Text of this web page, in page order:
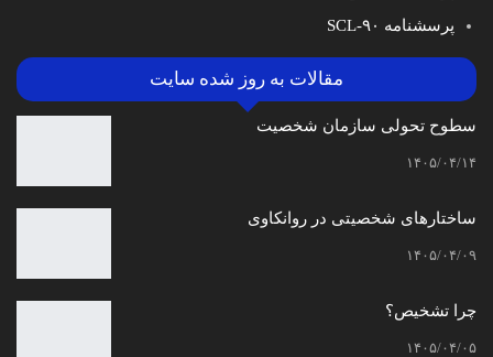
پرسشنامه SCL-۹۰
مقالات به روز شده سایت
سطوح تحولی سازمان‌ شخصیت
۱۴۰۵/۰۴/۱۴
ساختارهای شخصیتی در روانکاوی
۱۴۰۵/۰۴/۰۹
چرا تشخیص؟
۱۴۰۵/۰۴/۰۵